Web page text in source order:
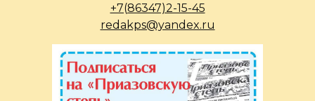
+7(86347)2-15-45
redakps@yandex.ru